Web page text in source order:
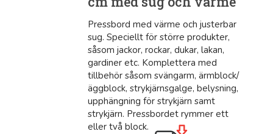
Pressbord med värme och justerbar
sug. Speciellt för större produkter,
såsom jackor, rockar, dukar, lakan,
gardiner etc. Komplettera med
tillbehör såsom svängarm, ärmblock/
äggblock, strykjärnsgalge, belysning,
upphängning för strykjärn samt
strykjärn. Pressbordet rymmer ett
eller två block.